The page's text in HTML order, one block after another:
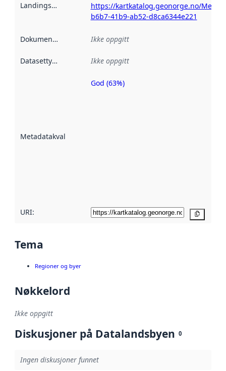
Landingsside
https://kartkatalog.geonorge.no/
b6b7-41b9-ab52-d8ca6344e221
Dokumentasjon Ikke oppgitt
Datasettype Ikke oppgitt
Metadatakvalitet
Metadatakvalitet
God (63%)
URI:
Tema
Regioner og byer
Nøkkelord
Ikke oppgitt
Diskusjoner på Datalandsbyen 0
Ingen diskusjoner funnet